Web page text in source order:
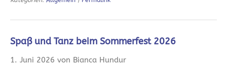
Spaß und Tanz beim Sommerfest 2026
1. Juni 2026 von Bianca Hundur